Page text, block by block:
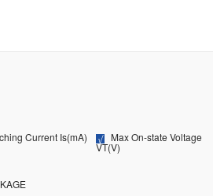
Current Is(mA) Max On-state Voltage
VT(V)